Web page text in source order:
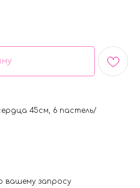
45см, 6 пастель/
вашему запросу